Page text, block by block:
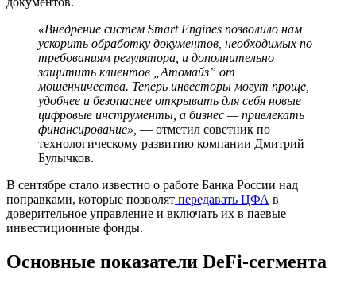
«Внедрение систем Smart Engines позволило нам
ускорить обработку документов, необходимых по
требованиям регулятора, и дополнительно
защитить клиентов „Атомайз” от
мошенничества. Теперь инвесторы могут проще,
удобнее и безопаснее открывать для себя новые
цифровые инструменты, а бизнес — привлекать
финансирование», — отметил советник по
технологическому развитию компании Дмитрий
Булычков.
В сентябре стало известно о работе Банка России над
поправками, которые позволят передавать ЦФА в
доверительное управление и включать их в паевые
инвестиционные фонды.
Основные показатели DeFi-сегмента